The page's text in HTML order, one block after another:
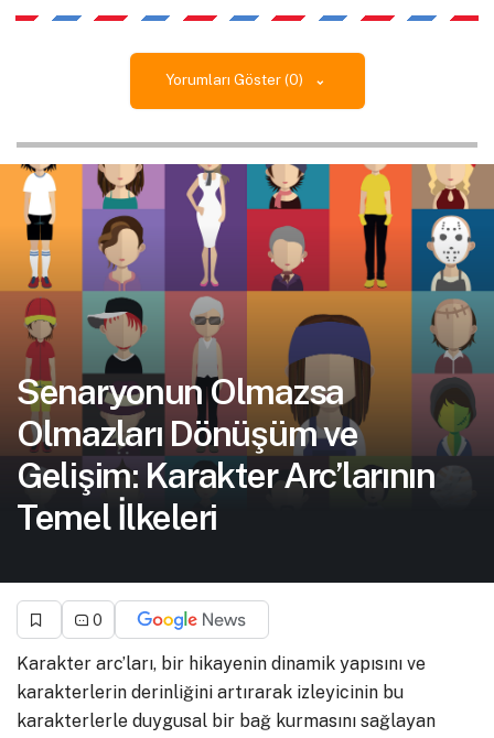
Yorumları Göster (0)
Senaryonun Olmazsa
Olmazları Dönüşüm ve
Gelişim: Karakter Arc’larının
Temel İlkeleri
0
Karakter arc’ları, bir hikayenin dinamik yapısını ve
karakterlerin derinliğini artırarak izleyicinin bu
karakterlerle duygusal bir bağ kurmasını sağlayan